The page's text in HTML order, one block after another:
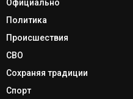
Официально
Политика
Происшествия
СВО
Сохраняя традиции
Спорт